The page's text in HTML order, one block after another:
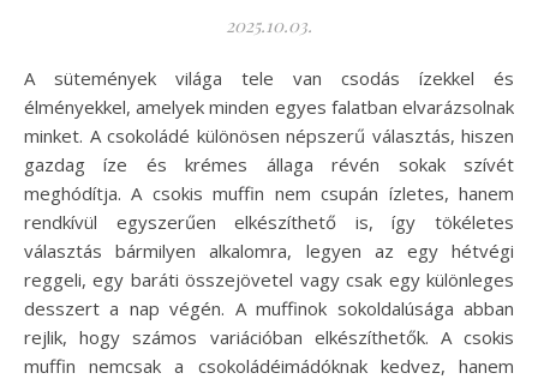
2025.10.03.
A sütemények világa tele van csodás ízekkel és
élményekkel, amelyek minden egyes falatban elvarázsolnak
minket. A csokoládé különösen népszerű választás, hiszen
gazdag íze és krémes állaga révén sokak szívét
meghódítja. A csokis muffin nem csupán ízletes, hanem
rendkívül egyszerűen elkészíthető is, így tökéletes
választás bármilyen alkalomra, legyen az egy hétvégi
reggeli, egy baráti összejövetel vagy csak egy különleges
desszert a nap végén. A muffinok sokoldalúsága abban
rejlik, hogy számos variációban elkészíthetők. A csokis
muffin nemcsak a csokoládéimádóknak kedvez, hanem